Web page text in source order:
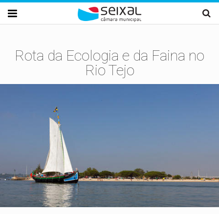
Passar para o conteúdo principal

Rota da Ecologia e da Faina no
Rio Tejo